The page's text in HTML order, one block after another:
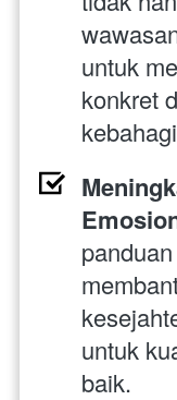
untuk
konkret
untuk
baik.